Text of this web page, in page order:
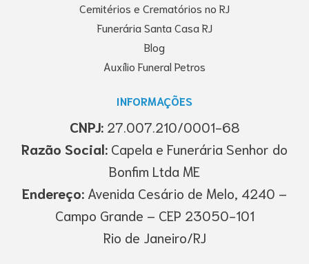
Cemitérios e Crematórios no RJ
Funerária Santa Casa RJ
Blog
Auxílio Funeral Petros
INFORMAÇÕES
CNPJ:27.007.210/0001-68
Razão Social: Capela e Funerária Senhor do
Bonfim Ltda ME
Endereço: Avenida Cesário de Melo, 4240 –
Campo Grande – CEP 23050-101
Rio de Janeiro/RJ